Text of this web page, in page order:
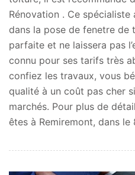
Rénovation . Ce
dans la pose de fenetre de
parfaite et ne laissera pas
connu pour ses tarifs très
confiez les travaux, vous
qualité à un coût pas cher
marchés. Pour plus de
êtes à Remiremont, dans le